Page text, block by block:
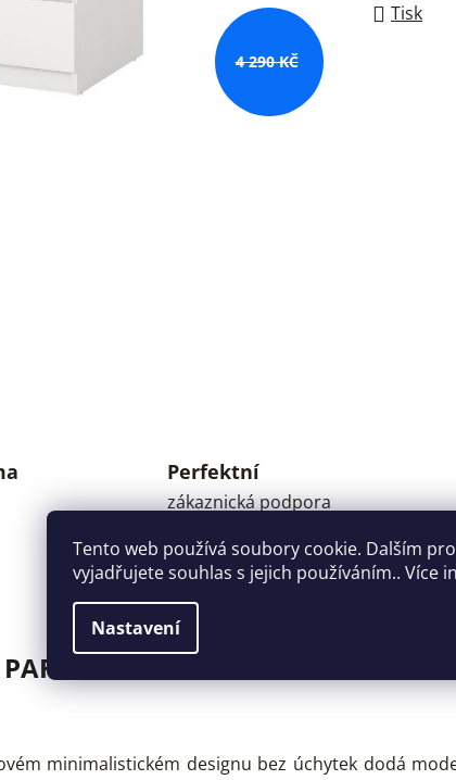
Tento web používá soubory cookie. Dalším
vyjadřujete souhlas s jejich používáním.. Více
Nastavení
Tisk
4 290 KČ
Perfektní
zákaznická podpora
PARAMETRY
minimalistickém designu bez úchytek dodá